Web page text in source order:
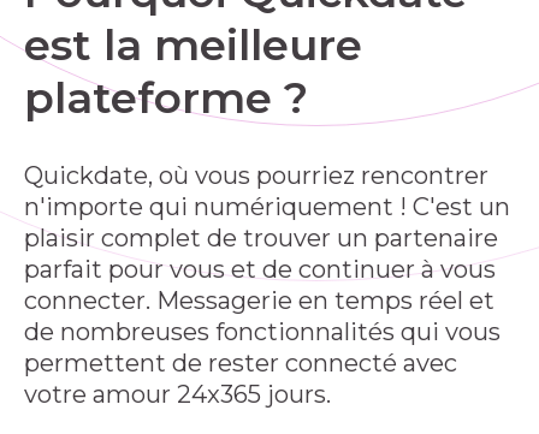
est la meilleure
plateforme ?
Quickdate, où vous pourriez rencontrer
n'importe qui numériquement ! C'est un
plaisir complet de trouver un partenaire
parfait pour vous et de continuer à vous
connecter. Messagerie en temps réel et
de nombreuses fonctionnalités qui vous
permettent de rester connecté avec
votre amour 24x365 jours.